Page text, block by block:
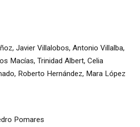
Javier Villalobos, Antonio Villalba,
Macías, Trinidad Albert, Celia
Roberto Hernández, Mara López
Pomares